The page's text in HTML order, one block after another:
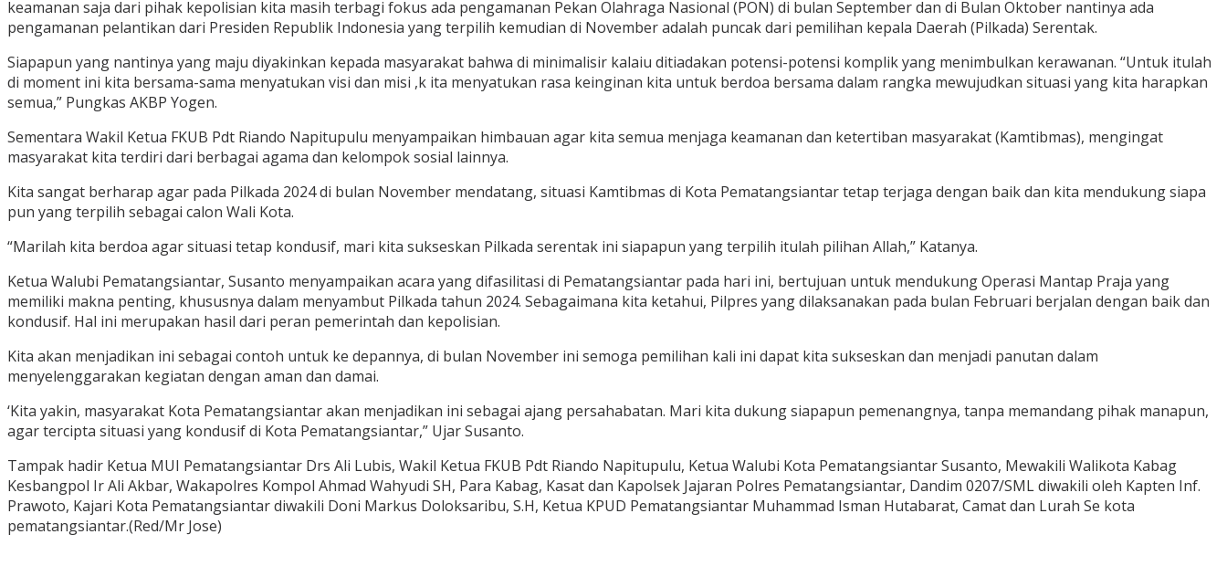
keamanan saja dari pihak kepolisian kita masih terbagi fokus ada pengamanan Pekan Olahraga Nasional (PON) di bulan September dan di Bulan Oktober nantinya ada
pengamanan pelantikan dari Presiden Republik Indonesia yang terpilih kemudian di November adalah puncak dari pemilihan kepala Daerah (Pilkada) Serentak.
Siapapun yang nantinya yang maju diyakinkan kepada masyarakat bahwa di minimalisir kalaiu ditiadakan potensi-potensi komplik yang menimbulkan kerawanan. “Untuk itulah
di moment ini kita bersama-sama menyatukan visi dan misi ,k ita menyatukan rasa keinginan kita untuk berdoa bersama dalam rangka mewujudkan situasi yang kita harapkan
semua,” Pungkas AKBP Yogen.
Sementara Wakil Ketua FKUB Pdt Riando Napitupulu menyampaikan himbauan agar kita semua menjaga keamanan dan ketertiban masyarakat (Kamtibmas), mengingat
masyarakat kita terdiri dari berbagai agama dan kelompok sosial lainnya.
Kita sangat berharap agar pada Pilkada 2024 di bulan November mendatang, situasi Kamtibmas di Kota Pematangsiantar tetap terjaga dengan baik dan kita mendukung siapa
pun yang terpilih sebagai calon Wali Kota.
“Marilah kita berdoa agar situasi tetap kondusif, mari kita sukseskan Pilkada serentak ini siapapun yang terpilih itulah pilihan Allah,” Katanya.
Ketua Walubi Pematangsiantar, Susanto menyampaikan acara yang difasilitasi di Pematangsiantar pada hari ini, bertujuan untuk mendukung Operasi Mantap Praja yang
memiliki makna penting, khususnya dalam menyambut Pilkada tahun 2024. Sebagaimana kita ketahui, Pilpres yang dilaksanakan pada bulan Februari berjalan dengan baik dan
kondusif. Hal ini merupakan hasil dari peran pemerintah dan kepolisian.
Kita akan menjadikan ini sebagai contoh untuk ke depannya, di bulan November ini semoga pemilihan kali ini dapat kita sukseskan dan menjadi panutan dalam
menyelenggarakan kegiatan dengan aman dan damai.
‘Kita yakin, masyarakat Kota Pematangsiantar akan menjadikan ini sebagai ajang persahabatan. Mari kita dukung siapapun pemenangnya, tanpa memandang pihak manapun,
agar tercipta situasi yang kondusif di Kota Pematangsiantar,” Ujar Susanto.
Tampak hadir Ketua MUI Pematangsiantar Drs Ali Lubis, Wakil Ketua FKUB Pdt Riando Napitupulu, Ketua Walubi Kota Pematangsiantar Susanto, Mewakili Walikota Kabag
Kesbangpol Ir Ali Akbar, Wakapolres Kompol Ahmad Wahyudi SH, Para Kabag, Kasat dan Kapolsek Jajaran Polres Pematangsiantar, Dandim 0207/SML diwakili oleh Kapten Inf.
Prawoto, Kajari Kota Pematangsiantar diwakili Doni Markus Doloksaribu, S.H, Ketua KPUD Pematangsiantar Muhammad Isman Hutabarat, Camat dan Lurah Se kota
pematangsiantar.(Red/Mr Jose)